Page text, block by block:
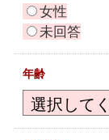
女性
未回答
年齢